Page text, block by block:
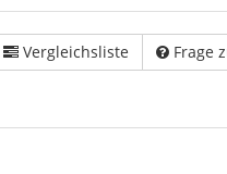
Vergleichsliste Frage